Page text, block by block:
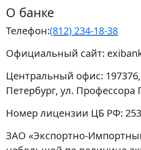
О банке
Телефон:(812) 234-18-38
Официальный сайт:
Центральный офис:
Петербург, ул. Профессора
Номер лицензии ЦБ РФ:
ЗАО «Экспортно-